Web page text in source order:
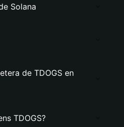
Solana
de TDOGS en
TDOGS?